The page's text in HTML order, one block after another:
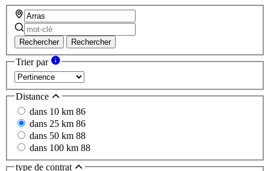
Rechercher Rechercher
Trier par
Distance
dans 10 km 86
dans 25 km 86
dans 50 km 88
dans 100 km 88
type de contrat